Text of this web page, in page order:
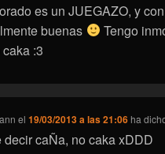
es un JUEGAZO, y
buenas
Tengo
:3
el19/03/2013 a las 21:06 ha
decir caÑa, no caka xDDD